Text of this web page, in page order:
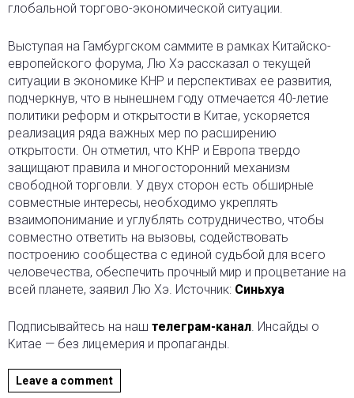
глобальной торгово-экономической ситуации.
Выступая на Гамбургском саммите в рамках Китайско-
европейского форума, Лю Хэ рассказал о текущей
ситуации в экономике КНР и перспективах ее развития,
подчеркнув, что в нынешнем году отмечается 40-летие
политики реформ и открытости в Китае, ускоряется
реализация ряда важных мер по расширению
открытости. Он отметил, что КНР и Европа твердо
защищают правила и многосторонний механизм
свободной торговли. У двух сторон есть обширные
совместные интересы, необходимо укреплять
взаимопонимание и углублять сотрудничество, чтобы
совместно ответить на вызовы, содействовать
построению сообщества с единой судьбой для всего
человечества, обеспечить прочный мир и процветание на
всей планете, заявил Лю Хэ. Источник: Синьхуа
Подписывайтесь на наш телеграм-канал. Инсайды о
Китае — без лицемерия и пропаганды.
Leave a comment